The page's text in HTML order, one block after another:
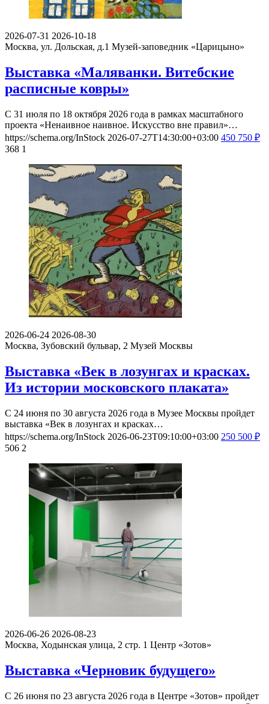
2026-07-31 2026-10-18
Москва, ул. Дольская, д.1 Музей-заповедник «Царицыно»
Выставка «Маляванки. Витебские
расписные ковры»
С 31 июля по 18 октября 2026 года в рамках масштабного
проекта «Ненаивное наивное. Искусство вне правил»…
https://schema.org/InStock 2026-07-27T14:30:00+03:00 450 750 ₽
368 1
2026-06-24 2026-08-30
Москва, Зубовский бульвар, 2 Музей Москвы
Выставка «Век в лозунгах и красках.
Из истории московского плаката»
С 24 июня по 30 августа 2026 года в Музее Москвы пройдет
выставка «Век в лозунгах и красках…
https://schema.org/InStock 2026-06-23T09:10:00+03:00 250 500 ₽
506 2
2026-06-26 2026-08-23
Москва, Ходынская улица, 2 стр. 1 Центр «Зотов»
Выставка «Черновик будущего»
С 26 июня по 23 августа 2026 года в Центре «Зотов» пройдет